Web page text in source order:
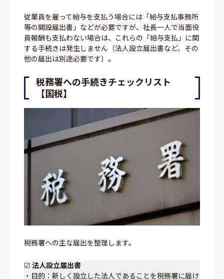
従業員を雇って給与を支払う場合には「給与支払事務所
等の開設届出書」などが必要ですが、社長一人で当面役
員報酬も支払わない場合は、これらの「給与支払」に関
する手続きは発生しません（法人設立届出書など、その
他の届出は別途必要です）。
税務署への手続きチェックリスト
【国税】
税務署への主な届出を整理します。
☑ 法人設立届出書
・目的：新しく設立した法人であることを税務署に届け